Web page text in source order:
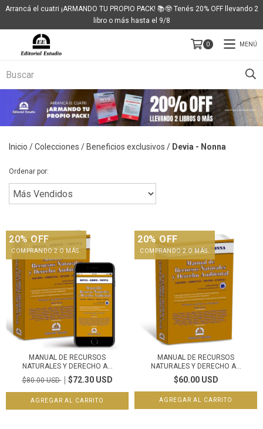
Arrancá el cuatri ¡ARMANDO TU PROPIO PACK! 📚🤓 Tenés 20% OFF llevando 2
libro o más hasta el 9/8
0 MENÚ
Inicio /Colecciones / Beneficios exclusivos / Devia - Nonna
Ordenar por:
20% OFF
COMPRANDO 2 O MÁS.
MANUAL DE RECURSOS
NATURALES Y DERECHO A...
$80.00 USD
$72.30 USD
20% OFF
COMPRANDO 2 O MÁS.
MANUAL DE RECURSOS
NATURALES Y DERECHO A...
$60.00 USD